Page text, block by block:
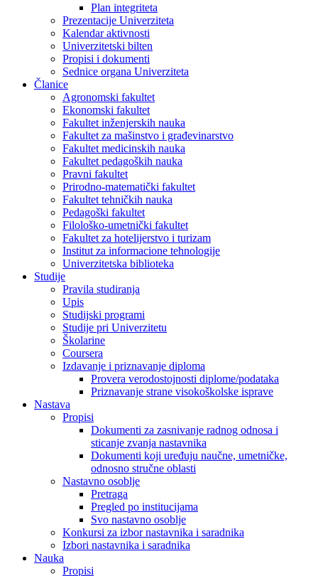
Plan integriteta
Prezentacije Univerziteta
Kalendar aktivnosti
Univerzitetski bilten
Propisi i dokumenti
Sednice organa Univerziteta
Članice
Agronomski fakultet
Ekonomski fakultet
Fakultet inženjerskih nauka
Fakultet za mašinstvo i građevinarstvo
Fakultet medicinskih nauka
Fakultet pedagoških nauka
Pravni fakultet
Prirodno-matematički fakultet
Fakultet tehničkih nauka
Pedagoški fakultet
Filološko-umetnički fakultet
Fakultet za hotelijerstvo i turizam
Institut za informacione tehnologije
Univerzitetska biblioteka
Studije
Pravila studiranja
Upis
Studijski programi
Studije pri Univerzitetu
Školarine
Coursera
Izdavanje i priznavanje diploma
Provera verodostojnosti diplome/podataka
Priznavanje strane visokoškolske isprave
Nastava
Propisi
Dokumenti za zasnivanje radnog odnosa i
sticanje zvanja nastavnika
Dokumenti koji uređuju naučne, umetničke,
odnosno stručne oblasti
Nastavno osoblje
Pretraga
Pregled po institucijama
Svo nastavno osoblje
Konkursi za izbor nastavnika i saradnika
Izbori nastavnika i saradnika
Nauka
Propisi